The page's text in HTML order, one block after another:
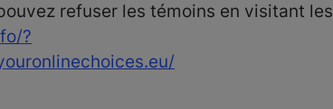
refuser les témoins en visitant les
?